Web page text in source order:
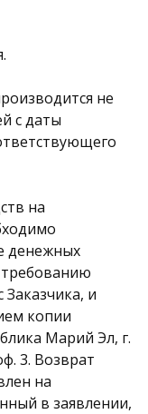
не
с даты
на
денежных
требованию
и
копии
Марий Эл, г.
3. Возврат
на
в заявлении,